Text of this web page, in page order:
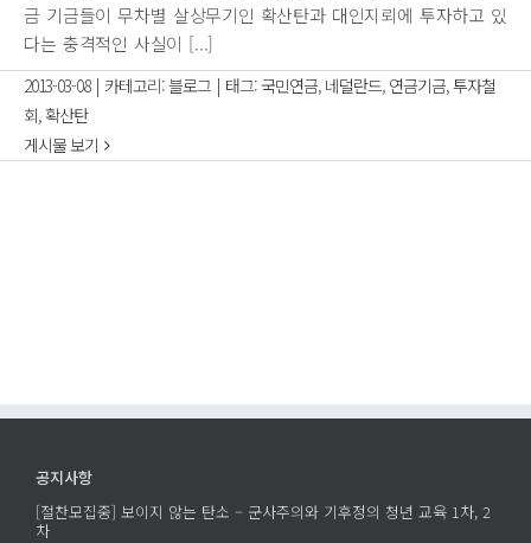
금 기금들이 무차별 살상무기인 확산탄과 대인지뢰에 투자하고 있
다는 충격적인 사실이 [...]
2013-03-08 | 카테고리:블로그 | 태그:국민연금, 네덜란드, 연금기금,투자철
회,확산탄
게시물 보기
공지사항
[절찬모집중] 보이지 않는 탄소 – 군사주의와 기후정의 청년 교육 1차, 2
차